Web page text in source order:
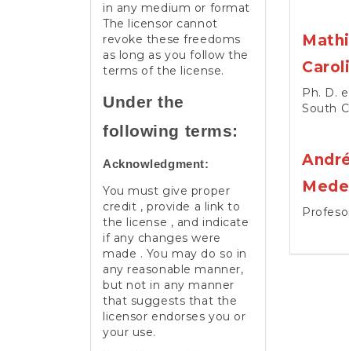
in any medium or format
The licensor cannot
revoke these freedoms
as long as you follow the
terms of the license.
Under the
following terms:
Acknowledgment:
You must give proper
credit , provide a link to
the license , and indicate
if any changes were
made . You may do so in
any reasonable manner,
but not in any manner
that suggests that the
licensor endorses you or
your use.
Ph. D.
South